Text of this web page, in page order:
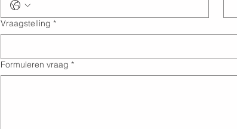
Vraagstelling *
Formuleren vraag *